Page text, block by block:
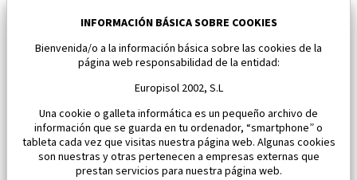
Fuente Álamo
Dormitorios:3 Área:146 M2
618 046 €
INFORMACIÓN BÁSICA SOBRE COOKIES
Bienvenida/o a la información básica sobre las cookies de la
página web responsabilidad de la entidad:
Europisol 2002, S.L
Una cookie o galleta informática es un pequeño archivo de
información que se guarda en tu ordenador, “smartphone” o
tableta cada vez que visitas nuestra página web. Algunas cookies
son nuestras y otras pertenecen a empresas externas que
prestan servicios para nuestra página web.